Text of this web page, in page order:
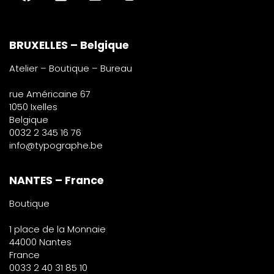
BRUXELLES – Belgique
Atelier – Boutique – Bureau
rue Américaine 67
1050 Ixelles
Belgique
0032 2 345 16 76
info@typographe.be
NANTES – France
Boutique
1 place de la Monnaie
44000 Nantes
France
0033 2 40 31 85 10